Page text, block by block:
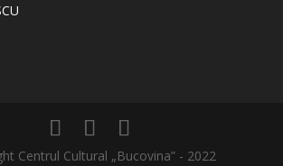
Centrul Cultural „Bucovina” - 2022